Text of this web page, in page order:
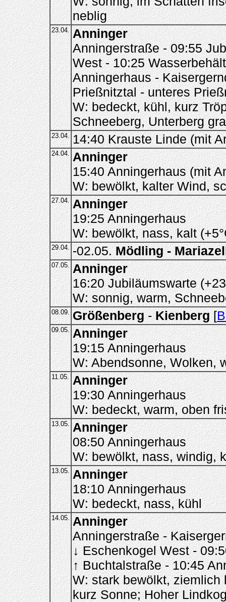
neblig
23.04. Anninger
Anningerstraße - 09:55
West - 10:25
Anningerhaus -
Prießnitztal - unteres
W: bedeckt, kühl, kurz
Schneeberg, Unterberg
23.04. 14:40 Krauste Linde (mit
24.04. Anninger
15:40 Anningerhaus (mit
W: bewölkt, kalter Wind,
27.04. Anninger
19:25 Anningerhaus
W: bewölkt, nass, kalt
29.04. -02.05.Mödling -
07.05. Anninger
16:20 Jubiläumswarte
W: sonnig, warm,
08.09. Größenberg-Kienberg[
09.05. Anninger
19:15 Anningerhaus
W: Abendsonne, Wolken,
11.05. Anninger
19:30 Anningerhaus
W: bedeckt, warm, oben
13.05. Anninger
08:50 Anningerhaus
W: bewölkt, nass, windig,
13.05. Anninger
18:10 Anningerhaus
W: bedeckt, nass, kühl
14.05. Anninger
Anningerstraße -
↓ Eschenkogel West -
↑ Buchtalstraße - 10:45
W: stark bewölkt, ziemlich
kurz Sonne; Hoher